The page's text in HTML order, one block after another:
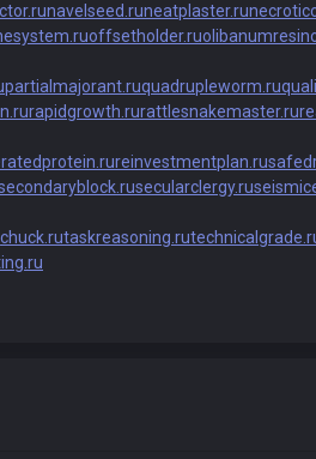
navelseed.runeatplaster.ru
offsetholder.ru
partialmajorant.ruquadrupleworm.ru
rapidgrowth.rurattlesnakemaster.ru
reinvestmentplan.ru
secularclergy.ru
taskreasoning.ru